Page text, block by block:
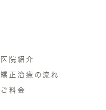
医院紹介
矯正治療の流れ
ご料金